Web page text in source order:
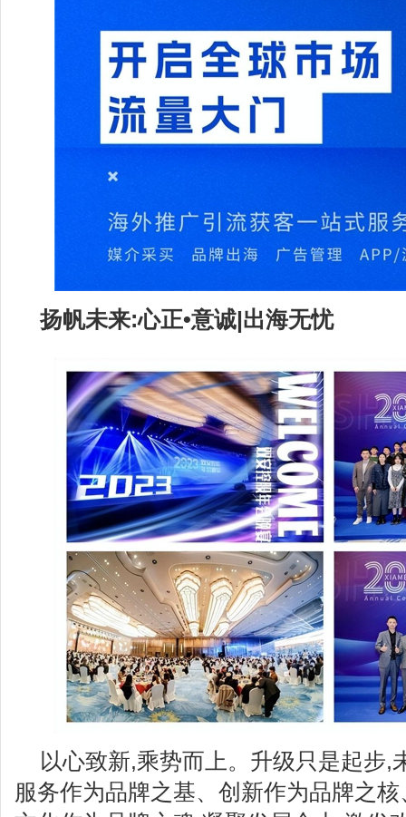
扬帆未来:心正•意诚|出海无忧
以心致新,乘势而上。升级只是起步,
服务作为品牌之基、创新作为品牌之